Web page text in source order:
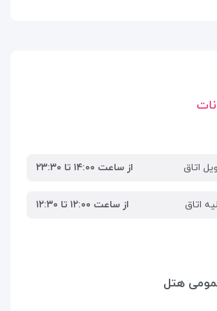
اتاق از ساعت ۱۴:۰۰ تا ۲۳:۳۰
اتاق از ساعت ۱۲:۰۰ تا ۱۲:۳۰
هتل